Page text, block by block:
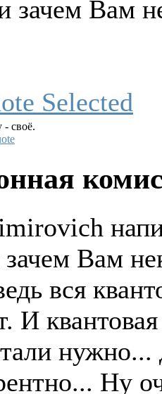
зачем Вам
своё.
Вам
вся
И
нужно...
Ну